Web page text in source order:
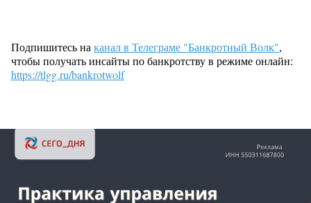
Подпишитесь наканал в Телеграме "Банкротный Волк",
чтобы получать инсайты по банкротству в режиме онлайн:
https://tlgg.ru/bankrotwolf